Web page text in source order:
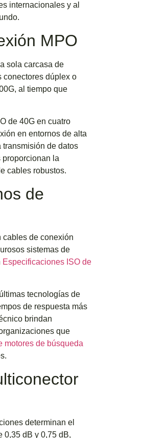
internacionales y al
MPO
sola carcasa de
conectores dúplex o
al tiempo que
de 40G en cuatro
en entornos de alta
transmisión de datos
proporcionan la
cables robustos.
de
cables de conexión
sistemas de
Especificaciones ISO de
tecnologías de
de respuesta más
brindan
que
motores de búsqueda
determinan el
0,35 dB y 0,75 dB,